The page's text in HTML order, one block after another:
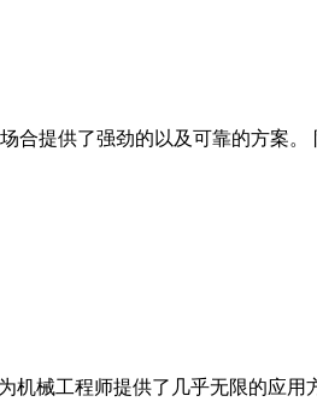
提供了强劲的以及可靠的方案
机械工程师提供了几乎无限的应用